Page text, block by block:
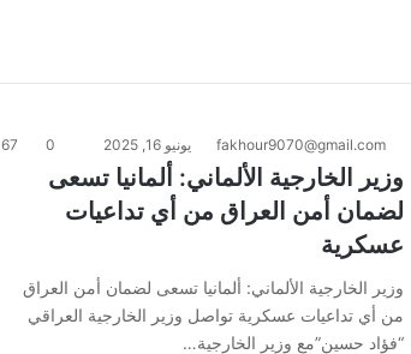
fakhour9070@gmail.com يونيو 16, 2025 0
67
وزير الخارجية الألماني: ألمانيا تسعى
لضمان أمن العراق من أي تداعيات
عسكرية
وزير الخارجية الألماني: ألمانيا تسعى لضمان أمن العراق
من أي تداعيات عسكرية تواصل وزير الخارجية العراقي
“فؤاد حسين”مع وزير الخارجية…